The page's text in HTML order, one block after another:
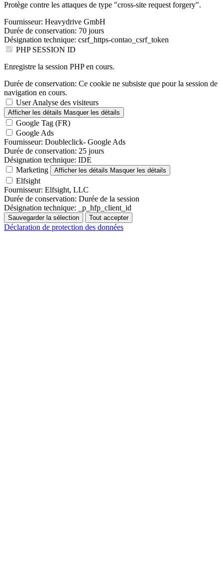
Protège contre les attaques de type "cross-site request forgery".
Fournisseur: Heavydrive GmbH
Durée de conservation: 70 jours
Désignation technique: csrf_https-contao_csrf_token
PHP SESSION ID
Enregistre la session PHP en cours.
Durée de conservation: Ce cookie ne subsiste que pour la session de
navigation en cours.
User Analyse des visiteurs
Afficher les détails Masquer les détails
Google Tag (FR)
Google Ads
Fournisseur: Doubleclick- Google Ads
Durée de conservation: 25 jours
Désignation technique: IDE
Marketing
Afficher les détails Masquer les détails
Elfsight
Fournisseur: Elfsight, LLC
Durée de conservation: Durée de la session
Désignation technique: _p_hfp_client_id
Sauvegarder la sélection Tout accepter
Déclaration de protection des données